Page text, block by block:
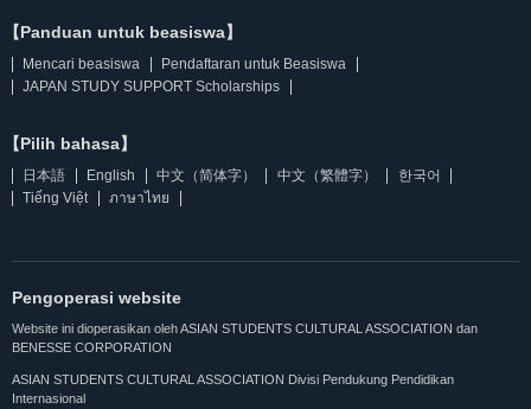
【Panduan untuk beasiswa】
Mencari beasiswa
Pendaftaran untuk Beasiswa
JAPAN STUDY SUPPORT Scholarships
【Pilih bahasa】
日本語 English 中文（简体字） 中文（繁體字）
한국어
Tiếng Việt
ภาษาไทย
Pengoperasi website
Website ini dioperasikan oleh ASIAN STUDENTS CULTURAL ASSOCIATION dan
BENESSE CORPORATION
ASIAN STUDENTS CULTURAL ASSOCIATION Divisi Pendukung Pendidikan
Internasional